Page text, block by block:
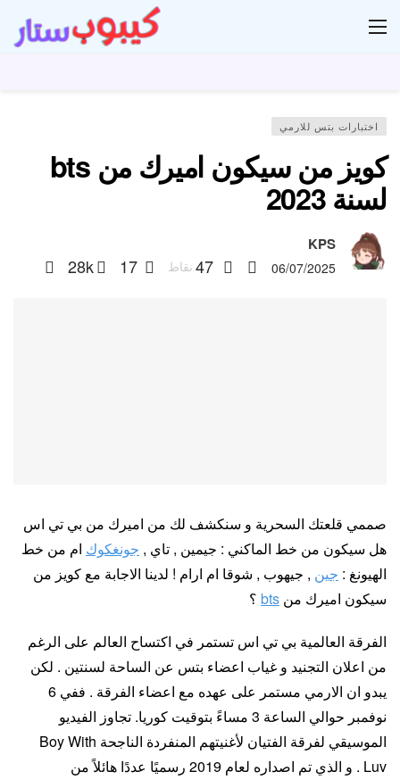
اختبارات بتس للارمي
كويز من سيكون اميرك من bts
لسنة 2023
KPS
06/07/2025
47 نقاط 17
28k
صممي قلعتك السحرية و سنكشف لك من اميرك من بي تي اس
هل سيكون من خط الماكني : جيمين , تاي , جونغكوك ام من خط
الهيونغ : جين , جيهوب , شوقا ام ارام ! لدينا الاجابة مع كويز من
سيكون اميرك من bts ؟
الفرقة العالمية بي تي اس تستمر في اكتساح العالم على الرغم
من اعلان التجنيد و غياب اعضاء بتس عن الساحة لسنتين . لكن
يبدو ان الارمي مستمر على عهده مع اعضاء الفرقة . ففي 6
نوفمبر حوالي الساعة 3 مساءً بتوقيت كوريا. تجاوز الفيديو
الموسيقي لفرقة الفتيان لأغنيتهم ​​المنفردة الناجحة Boy With
Luv . و الذي تم اصداره لعام 2019 رسميًا عددًا هائلاً من